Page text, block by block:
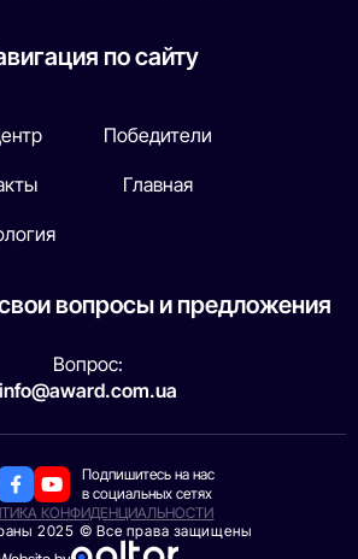
по сайту
Победители
Главная
вопросы и предложения
Вопрос:
info@award.com.ua
Подпишитесь на нас
в социальных сетях
КОНФИДЕНЦИАЛЬНОСТИ
2025 © Все права защищены